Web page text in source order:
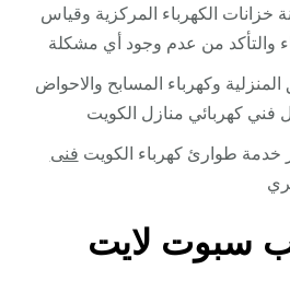
خزانات الكهرباء المركزية وقياس
والتأكد من عدم وجود أي مشكلة
المنزلية وكهرباء المسابح والاحواض
فني كهربائي منازل الكويت
خدمة طوارئ كهرباء الكويت فنى
سبوت لايت